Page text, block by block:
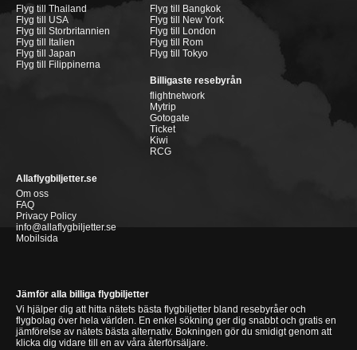
Flyg till Thailand
Flyg till USA
Flyg till Storbritannien
Flyg till Italien
Flyg till Japan
Flyg till Filippinerna
Flyg till Bangkok
Flyg till New York
Flyg till London
Flyg till Rom
Flyg till Tokyo
Billigaste resebyrån
flightnetwork
Mytrip
Gotogate
Ticket
Kiwi
RCG
Allaflygbiljetter.se
Om oss
FAQ
Privacy Policy
info@allaflygbiljetter.se
Mobilsida
Jämför alla billiga flygbiljetter
Vi hjälper dig att hitta nätets bästa flygbiljetter bland resebyråer och
flygbolag över hela världen. En enkel sökning ger dig snabbt och gratis en
jämförelse av nätets bästa alternativ. Bokningen gör du smidigt genom att
klicka dig vidare till en av våra återförsäljare.